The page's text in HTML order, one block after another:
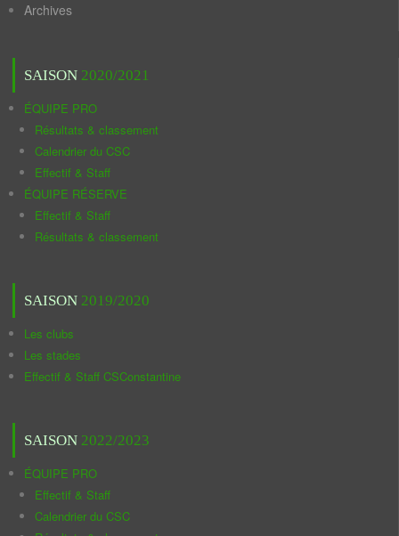
Archives
SAISON 2020/2021
ÉQUIPE PRO
Résultats & classement
Calendrier du CSC
Effectif & Staff
ÉQUIPE RÉSERVE
Effectif & Staff
Résultats & classement
SAISON 2019/2020
Les clubs
Les stades
Effectif & Staff CSConstantine
SAISON 2022/2023
ÉQUIPE PRO
Effectif & Staff
Calendrier du CSC